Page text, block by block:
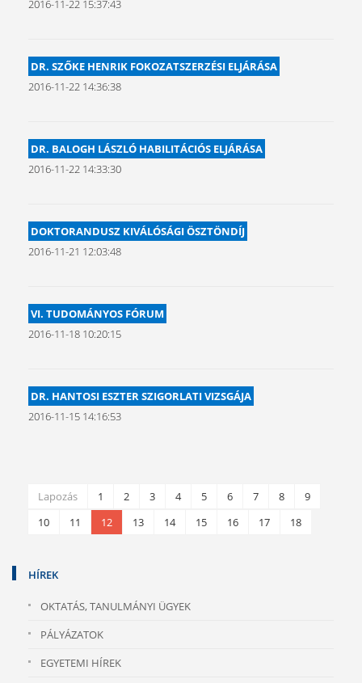
2016-11-22 15:37:43
DR. SZŐKE HENRIK FOKOZATSZERZÉSI ELJÁRÁSA
2016-11-22 14:36:38
DR. BALOGH LÁSZLÓ HABILITÁCIÓS ELJÁRÁSA
2016-11-22 14:33:30
DOKTORANDUSZ KIVÁLÓSÁGI ÖSZTÖNDÍJ
2016-11-21 12:03:48
VI. TUDOMÁNYOS FÓRUM
2016-11-18 10:20:15
DR. HANTOSI ESZTER SZIGORLATI VIZSGÁJA
2016-11-15 14:16:53
Lapozás 1 2 3 4 5 6 7 8
9
10
11 12 13 14 15 16 17 18
HÍREK
OKTATÁS, TANULMÁNYI ÜGYEK
PÁLYÁZATOK
EGYETEMI HÍREK